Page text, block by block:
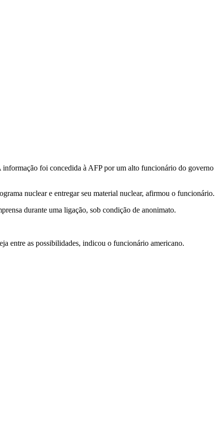
informação foi concedida à AFP por um alto funcionário do governo
nuclear e entregar seu material nuclear, afirmou o funcionário.
durante uma ligação, sob condição de anonimato.
entre as possibilidades, indicou o funcionário americano.